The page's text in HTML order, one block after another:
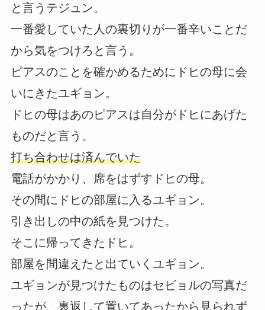
と言うテジュン。
一番愛していた人の裏切りが一番辛いことだ
から気をつけろと言う。
ピアスのことを確かめるためにドヒの母に会
いにきたユギョン。
ドヒの母はあのピアスは自分がドヒにあげた
ものだと言う。
打ち合わせは済んでいた
電話がかかり、席をはずすドヒの母。
その間にドヒの部屋に入るユギョン。
引き出しの中の紙を見つけた。
そこに帰ってきたドヒ。
部屋を間違えたと出ていくユギョン。
ユギョンが見つけたものはセビョルの写真だ
ったが、裏返して置いてあったから見られず